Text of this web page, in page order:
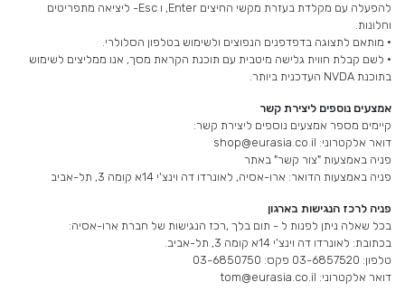
להפעלה עם מקלדת בעזרת מקשי החיצים Enter, ו Esc- ליציאה מתפריטים
וחלונות.
• מותאם לתצוגה בדפדפנים הנפוצים ולשימוש בטלפון הסלולרי.
• לשם קבלת חווית גלישה מיטבית עם תוכנת הקראת מסך, אנו ממליצים לשימוש
בתוכנת NVDA העדכנית ביותר.
אמצעים נוספים ליצירת קשר
קיימים מספר אמצעים נוספים ליצירת קשר:
דואר אלקטרוני: shop@eurasia.co.il
פניה באמצעות "צור קשר" באתר
פניה באמצעות הדואר: ארו-אסיה, לאונרדו דה וינצ'י 14א קומה 3, תל-אביב
פניה לרכז הנגישות בארגון
בכל שאלה ניתן לפנות ל - תום בלך ,רכז הנגישות של חברת ארו-אסיה:
בכתובת: לאונרדו דה וינצ'י 14א קומה 3, תל-אביב.
טלפון: 03-6857520 פקס: 03-6850750
דואר אלקטרוני: tom@eurasia.co.il